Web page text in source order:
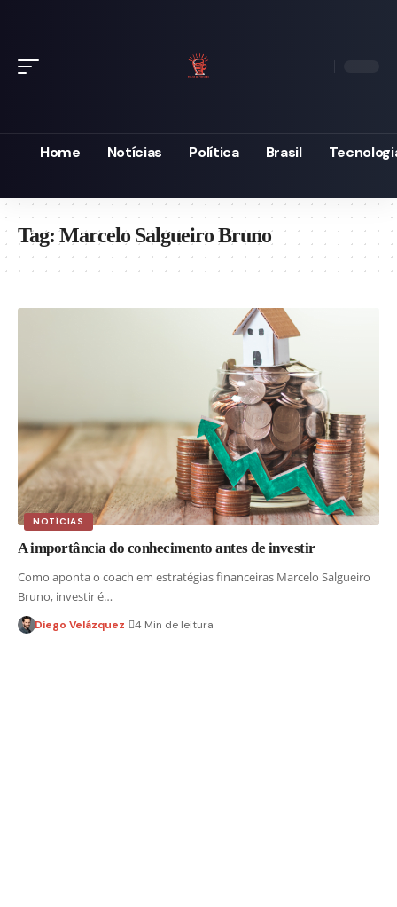
Home Notícias Política Brasil
Tag:Marcelo Salgueiro Bruno
NOTÍCIAS
A importância do conhecimento antes de investir
Como aponta o coach em estratégias financeiras Marcelo Salgueiro
Bruno, investir é…
Diego Velázquez 4 Min de leitura